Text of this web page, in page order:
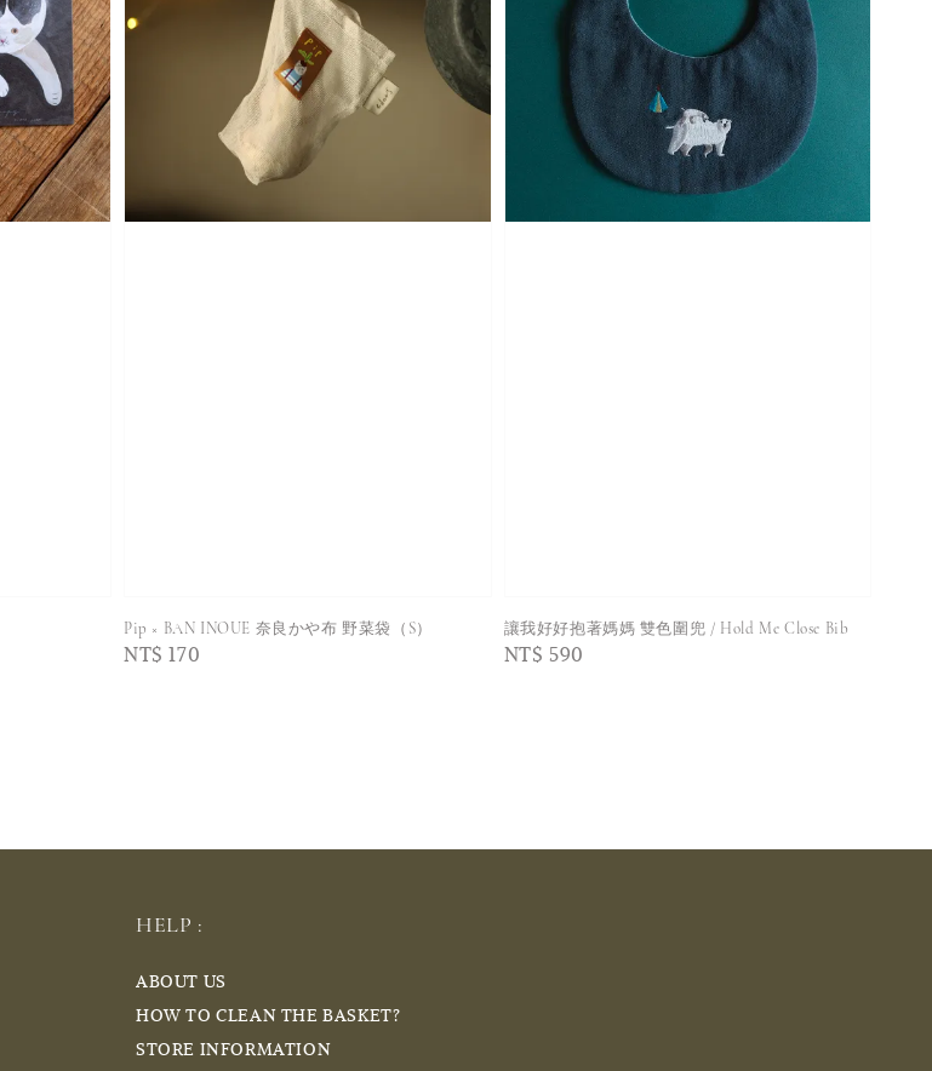
Pip × BAN INOUE 奈良かや布 野菜袋（S）
Regular
NT$ 170
讓我好好抱著媽媽 雙色圍兜 / Hold Me Close Bib
Regular
NT$ 590
HELP :
ABOUT US
HOW TO CLEAN THE BASKET?
STORE INFORMATION